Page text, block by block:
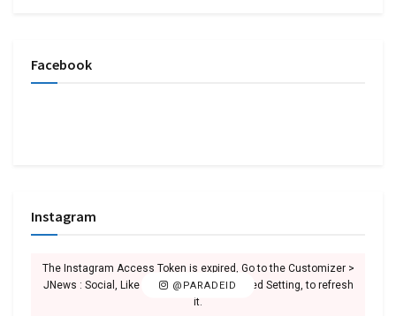
Facebook
Instagram
@PARADEID
The Instagram Access Token is expired, Go to the Customizer >
JNews : Social, Like & View > Instagram Feed Setting, to refresh
it.